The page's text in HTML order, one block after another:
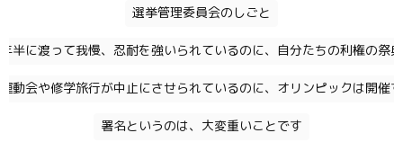
選挙管理委員会のしごと
半に渡って我慢、忍耐を強いられているのに、自分たちの利権の祭
動会や修学旅行が中止にさせられているのに、オリンピックは開催
署名というのは、大変重いことです